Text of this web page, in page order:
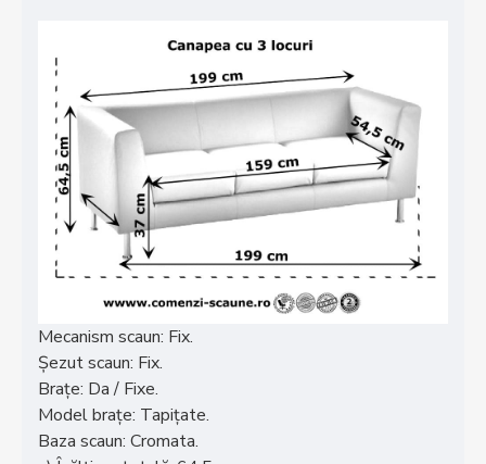
Mecanism scaun: Fix.
Șezut scaun: Fix.
Brațe: Da / Fixe.
Model brațe: Tapițate.
Baza scaun: Cromata.